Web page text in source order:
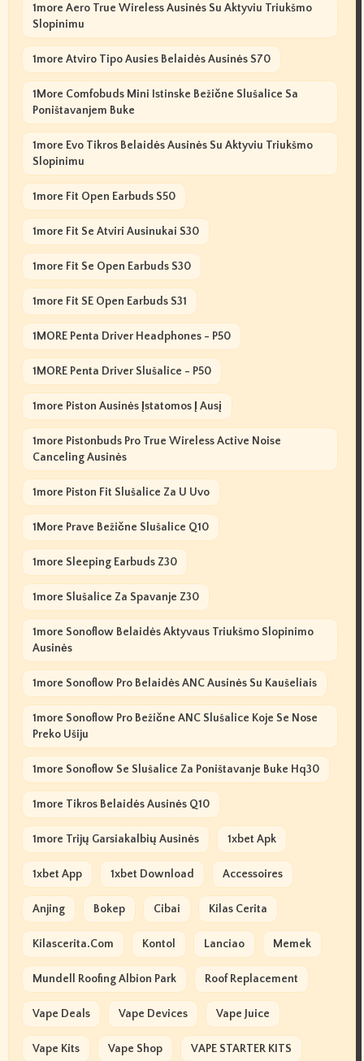
1more Aero True Wireless Ausinės Su Aktyviu Triukšmo
Slopinimu
1more Atviro Tipo Ausies Belaidės Ausinės S70
1More Comfobuds Mini Istinske Bežične Slušalice Sa
Poništavanjem Buke
1more Evo Tikros Belaidės Ausinės Su Aktyviu Triukšmo
Slopinimu
1more Fit Open Earbuds S50
1more Fit Se Atviri Ausinukai S30
1more Fit Se Open Earbuds S30
1more Fit SE Open Earbuds S31
1MORE Penta Driver Headphones - P50
1MORE Penta Driver Slušalice - P50
1more Piston Ausinės Įstatomos Į Ausį
1more Pistonbuds Pro True Wireless Active Noise
Canceling Ausinės
1more Piston Fit Slušalice Za U Uvo
1More Prave Bežične Slušalice Q10
1more Sleeping Earbuds Z30
1more Slušalice Za Spavanje Z30
1more Sonoflow Belaidės Aktyvaus Triukšmo Slopinimo
Ausinės
1more Sonoflow Pro Belaidės ANC Ausinės Su Kaušeliais
1more Sonoflow Pro Bežične ANC Slušalice Koje Se Nose
Preko Ušiju
1more Sonoflow Se Slušalice Za Poništavanje Buke Hq30
1more Tikros Belaidės Ausinės Q10
1more Trijų Garsiakalbių Ausinės 1xbet Apk
1xbet App 1xbet Download Accessoires
Anjing Bokep Cibai Kilas Cerita
Kilascerita.com Kontol Lanciao Memek
Mundell Roofing Albion Park Roof Replacement
Vape Deals Vape Devices Vape Juice
Vape Kits Vape Shop VAPE STARTER KITS